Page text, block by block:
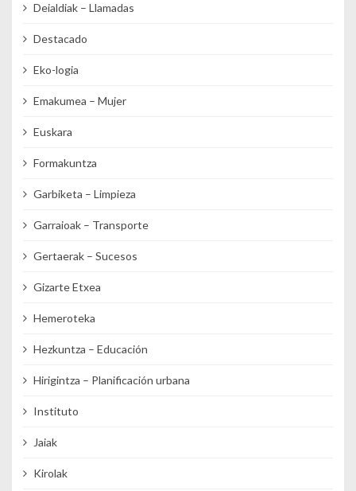
Deialdiak – Llamadas
Destacado
Eko-logia
Emakumea – Mujer
Euskara
Formakuntza
Garbiketa – Limpieza
Garraioak – Transporte
Gertaerak – Sucesos
Gizarte Etxea
Hemeroteka
Hezkuntza – Educación
Hirigintza – Planificación urbana
Instituto
Jaiak
Kirolak